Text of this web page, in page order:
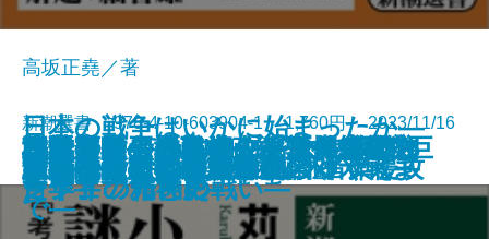
校歌斉唱！―日本人が育んだ学校
文化の謎―
冷戦後の日本外交
「反・東大」の思想史
覇権なき時代の世界地図
本居宣長―「もののあはれ」と
「日本」の発見―
日米同盟の地政学―「5つの死角」
を問い直す―
決断の太平洋戦史―「指揮統帥文
化」からみた軍人たち―
正力ドームvs.NHKタワー―幻の巨
大建築抗争史―
西行―歌と旅と人生―
歴史としての二十世紀
高坂正堯／著
新潮選書 978-4-10-603904-1 1,760円 2023/11/16
小林秀雄の謎を解く―『考へるヒ
ント』の精神史―
嫉妬と階級の『源氏物語』
京都―未完の産業都市のゆくえ―
朝鮮半島の歴史―政争と外患の六
百年―
ごまかさないクラシック音楽
日本の戦争はいかに始まったか―
連続講義 日清日露から対米戦ま
で―
源氏物語の世界
沈黙の勇者たち―ユダヤ人を救っ
たドイツ市民の戦い―
欧州戦争としてのウクライナ侵攻
貴族とは何か―ノブレス・オブリ
ージュの光と影―